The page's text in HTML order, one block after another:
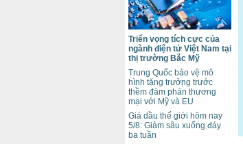
Triển vọng tích cực của
ngành điện tử Việt Nam tại
thị trường Bắc Mỹ
Trung Quốc bảo vệ mô
hình tăng trưởng trước
thềm đàm phán thương
mại với Mỹ và EU
Giá dầu thế giới hôm nay
5/8: Giảm sâu xuống đáy
ba tuần